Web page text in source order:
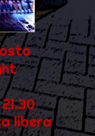
libera